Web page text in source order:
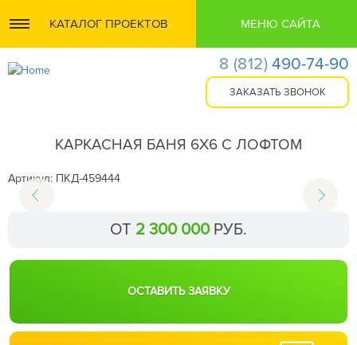
КАТАЛОГ ПРОЕКТОВ МЕНЮ САЙТА
8 (812) 490-74-90
КАРКАСНАЯ БАНЯ 6Х6 С ЛОФТОМ
Артикул: ПКД-459444
ОТ 2 300 000РУБ.